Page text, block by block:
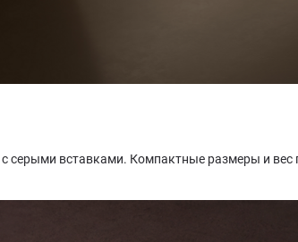
серыми вставками. Компактные размеры и